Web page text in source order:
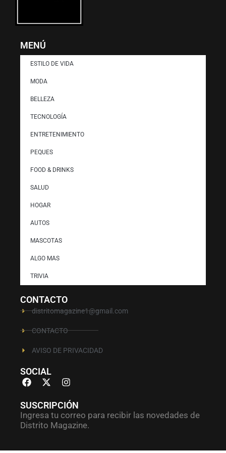
MENÚ
ESTILO DE VIDA
MODA
BELLEZA
TECNOLOGÍA
ENTRETENIMIENTO
PEQUES
FOOD & DRINKS
SALUD
HOGAR
AUTOS
MASCOTAS
ALGO MAS
TRIVIA
CONTACTO
distritomagazine1@gmail.com
CONTACTO
AVISO DE PRIVACIDAD
SOCIAL
SUSCRIPCIÓN
Ingresa tu correo para recibir las novedades de
Distrito Magazine.